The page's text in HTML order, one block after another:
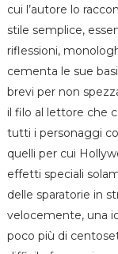
cui l’autore lo
stile semplice,
riflessioni,
cementa le sue
brevi per non
il filo al lettore che
tutti i personaggi
quelli per cui
effetti speciali
delle sparatorie in
velocemente, una
poco più di